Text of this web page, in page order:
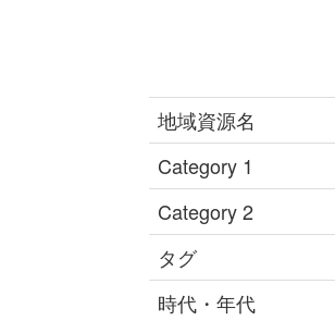
地域資源名
Category 1
Category 2
タグ
時代・年代